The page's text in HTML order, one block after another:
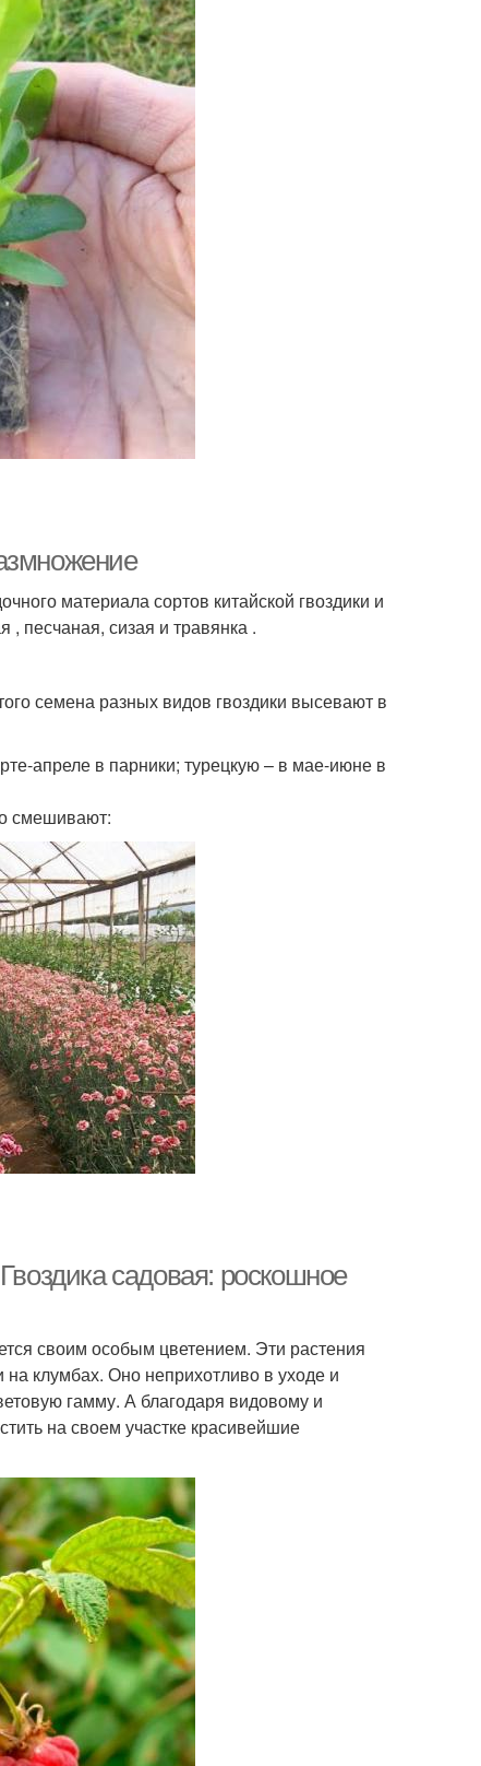
материала сортов китайской гвоздики и
, песчаная, сизая и травянка .
семена разных видов гвоздики высевают в
апреле в парники; турецкую – в мае-июне в
смешивают:
садовая: роскошное
своим особым цветением. Эти растения
на клумбах. Оно неприхотливо в уходе и
гамму. А благодаря видовому и
на своем участке красивейшие